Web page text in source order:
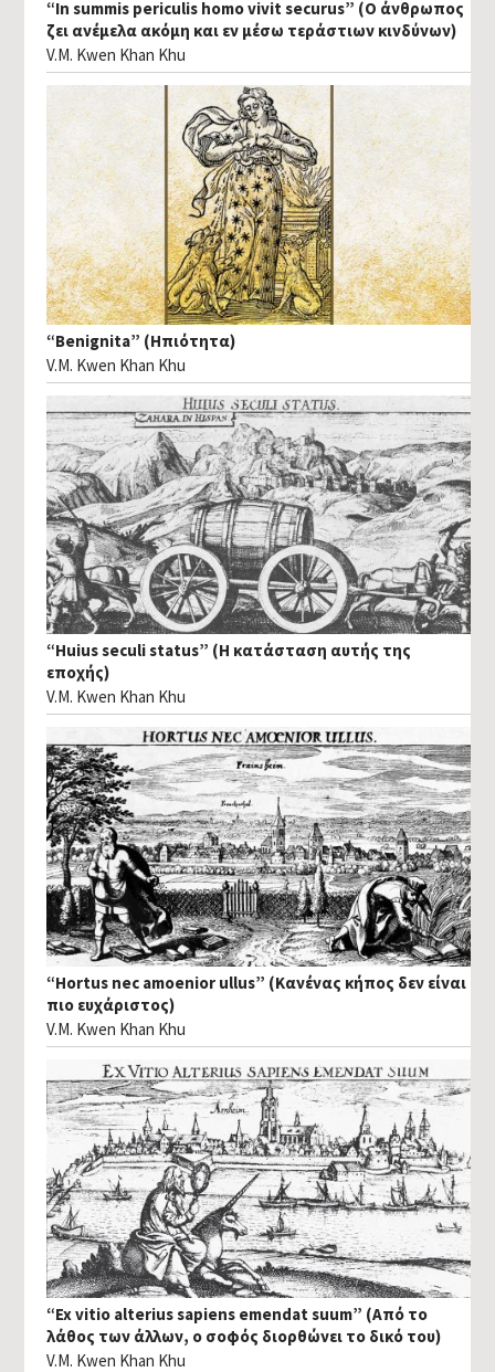
“In summis periculis homo vivit securus” (Ο άνθρωπος
ζει ανέμελα ακόμη και εν μέσω τεράστιων κινδύνων)
V.M. Kwen Khan Khu
“Benignita” (Ηπιότητα)
V.M. Kwen Khan Khu
“Huius seculi status” (Η κατάσταση αυτής της
εποχής)
V.M. Kwen Khan Khu
“Hortus nec amoenior ullus” (Κανένας κήπος δεν είναι
πιο ευχάριστος)
V.M. Kwen Khan Khu
“Ex vitio alterius sapiens emendat suum” (Από το
λάθος των άλλων, ο σοφός διορθώνει το δικό του)
V.M. Kwen Khan Khu